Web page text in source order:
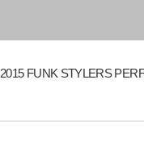
2015 FUNK STYLERS